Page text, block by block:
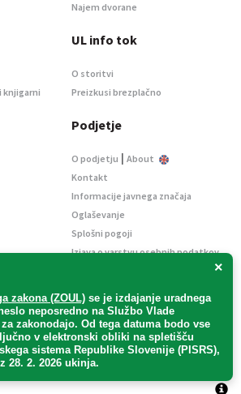
×
zakona (ZOUL) se je izdajanje uradnega
neposredno na Službo Vlade
zakonodajo. Od tega datuma bodo vse
v elektronski obliki na spletišču
sistema Republike Slovenije (PISRS),
28. 2. 2026 ukinja.
Najem dvorane
knjigarni
UL info tok
O storitvi
Preizkusi brezplačno
Podjetje
O podjetju | About
Kontakt
Informacije javnega značaja
Oglaševanje
Splošni pogoji
Izjava o varstvu osebnih podatkov
/ Vse pravice pridržane.